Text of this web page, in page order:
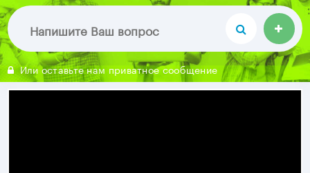
Или оставьте нам приватное сообщение